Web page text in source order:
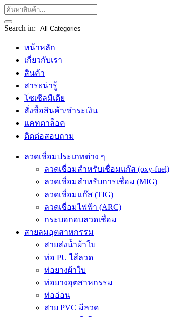
Search in:
หน้าหลัก
เกี่ยวกับเรา
สินค้า
สาระน่ารู้
โซเซีลมีเดีย
สั่งซื้อสินค้า/ชำระเงิน
แคทตาล็อค
ติดต่อสอบถาม
ลวดเชื่อมประเภทต่าง ๆ
ลวดเชื่อมสำหรับเชื่อมแก๊ส (oxy-fuel)
ลวดเชื่อมสำหรับการเชื่อม (MIG)
ลวดเชื่อมแก๊ส (TIG)
ลวดเชื่อมไฟฟ้า (ARC)
กระบอกอบลวดเชื่อม
สายลมอุตสาหกรรม
สายส่งน้ำผ้าใบ
ท่อ PU ไส้ลวด
ท่อยางผ้าใบ
ท่อยางอุตสาหกรรม
ท่ออ่อน
สาย PVC มีลวด